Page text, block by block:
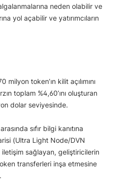
neden olabilir ve
yol açabilir ve yatırımcıların
token’ın kilit açılımını
toplam %4,60’ını oluşturan
dolar seviyesinde.
sıfır bilgi kanıtına
(Ultra Light Node/DVN
sağlayan, geliştiricilerin
transferleri inşa etmesine